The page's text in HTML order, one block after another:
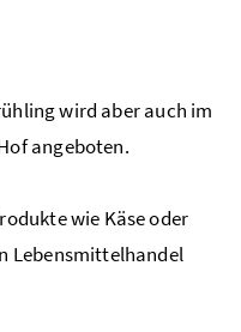
wird aber auch im
angeboten.
wie Käse oder
Lebensmittelhandel